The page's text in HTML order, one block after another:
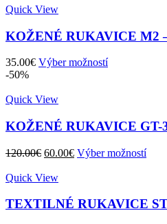
Quick View
KOŽENÉ RUKAVICE M2
35.00€ Výber možností
-50%
Quick View
KOŽENÉ RUKAVICE GT-
120.00€ Pôvodná
bola:
60.00€Aktuálna
Výber možností
Quick View
TEXTILNÉ RUKAVICE